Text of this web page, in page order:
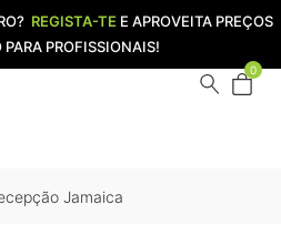
REGISTA-TE E APROVEITA PREÇOS
PARA PROFISSIONAIS!
0
Jamaica